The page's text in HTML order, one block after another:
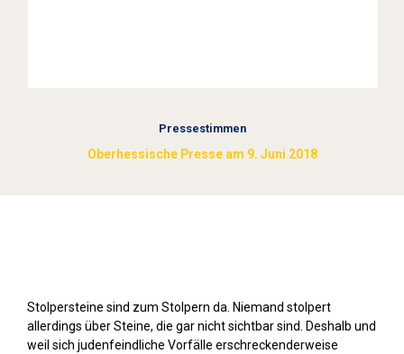
Pressestimmen
Oberhessische Presse am 9. Juni 2018
Stolpersteine sind zum Stolpern da. Niemand stolpert
allerdings über Steine, die gar nicht sichtbar sind. Deshalb und
weil sich judenfeindliche Vorfälle erschreckenderweise